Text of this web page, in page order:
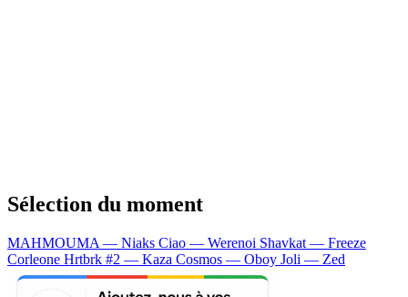
Sélection du moment
MAHMOUMA — Niaks Ciao — Werenoi Shavkat — Freeze
Corleone Hrtbrk #2 — Kaza Cosmos — Oboy Joli — Zed